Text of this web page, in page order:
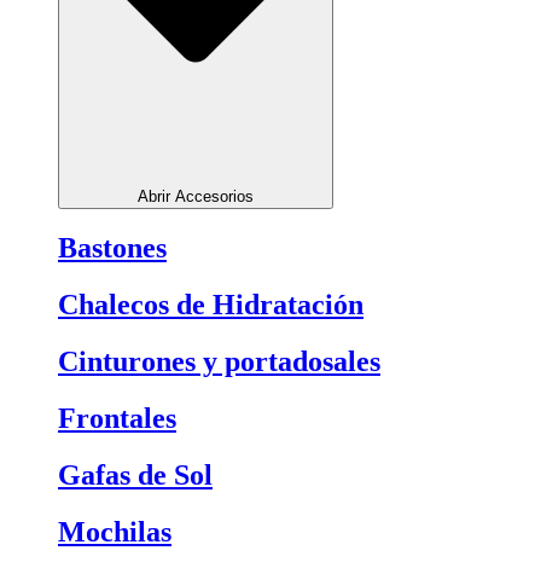
Abrir Accesorios
Bastones
Chalecos de Hidratación
Cinturones y portadosales
Frontales
Gafas de Sol
Mochilas